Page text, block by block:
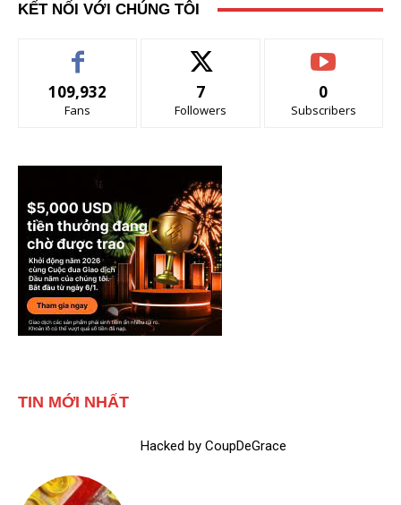
KẾT NỐI VỚI CHÚNG TÔI
109,932
Fans
7
Followers
0
Subscribers
TIN MỚI NHẤT
Hacked by CoupDeGrace